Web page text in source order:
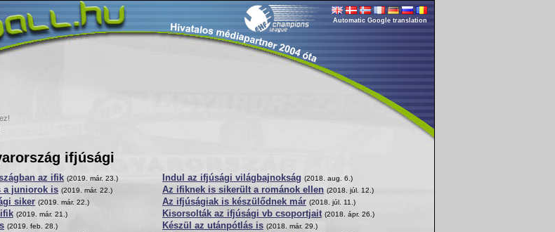
Automatic Google translation
ifjúsági
az ifik (2019. már. 23.)
a juniorok is (2019. már. 22.)
siker (2019. már. 22.)
(2019. már. 21.)
(2019. feb. 28.)
Indul az ifjúsági világbajnokság (2018. aug. 6.)
Az ifiknek is sikerült a románok ellen (2018. júl. 12.)
Az ifjúságiak is készülődnek már (2018. júl. 11.)
Kisorsolták az ifjúsági vb csoportjait (2018. ápr. 26.)
Készül az utánpótlás is (2018. már. 29.)